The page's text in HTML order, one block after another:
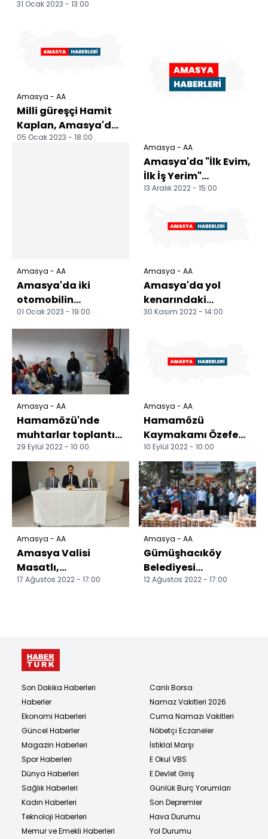
31 Ocak 2023 - 13:00
Amasya - AA
Milli güreşçi Hamit
Kaplan, Amasya'da
mezarı başında
05 Ocak 2023 - 18:00
Amasya - AA
Amasya'da iki
otomobilin
çarpıştığı kazada 4
kişi yaralandı
01 Ocak 2023 - 19:00
Amasya - AA
Amasya'da "İlk Evim,
İlk İş Yerim"
projesiyle yapılacak
13 Aralık 2022 - 15:00
Amasya - AA
Amasya'da yol
kenarındaki
tezgahlardan 46
30 Kasım 2022 - 14:00
Amasya - AA
Hamamözü'nde
muhtarlar toplantısı
yapıldı
29 Eylül 2022 - 10:00
Amasya - AA
Hamamözü
Kaymakamı Özefe
göreve başladı
10 Eylül 2022 - 10:00
Amasya - AA
Amasya Valisi
Masatlı,
Hamamözü'nde
17 Ağustos 2022 - 17:00
Amasya - AA
Gümüşhacıköy
Belediyesi
muharrem ayı
12 Ağustos 2022 - 17:00
Son Dakika Haberleri
Haberler
Ekonomi Haberleri
Güncel Haberler
Magazin Haberleri
Spor Haberleri
Dünya Haberleri
Sağlık Haberleri
Kadın Haberleri
Teknoloji Haberleri
Memur ve Emekli Haberleri
Canlı Borsa
Namaz Vakitleri 2026
Cuma Namazı Vakitleri
Nöbetçi Eczaneler
İstiklal Marşı
E Okul VBS
E Devlet Giriş
Günlük Burç Yorumları
Son Depremler
Hava Durumu
Yol Durumu